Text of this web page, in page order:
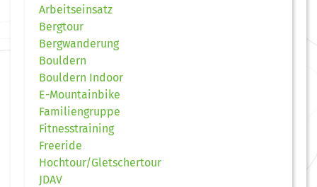
Arbeitseinsatz
Bergtour
Bergwanderung
Bouldern
Bouldern Indoor
E-Mountainbike
Familiengruppe
Fitnesstraining
Freeride
Hochtour/Gletschertour
JDAV